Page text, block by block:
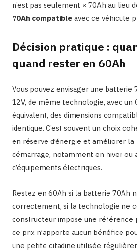
n’est pas seulement « 70Ah au lieu
70Ah compatible avec ce véhicule
Décision pratique :
quand rester en 60Ah
Vous pouvez envisager une batterie
12V, de même technologie, avec un
équivalent, des dimensions
identique. C’est souvent un choix
en réserve d’énergie et améliorer
démarrage, notamment en hiver ou
d’équipements électriques.
Restez en 60Ah si la batterie 70Ah
correctement, si la technologie ne
constructeur impose une référence
de prix n’apporte aucun bénéfice
une petite citadine utilisée